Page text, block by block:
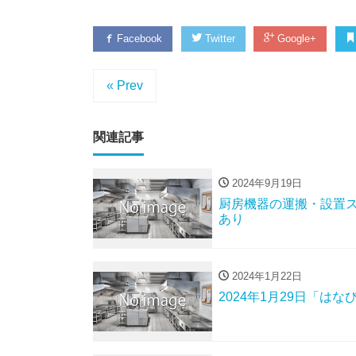
Facebook Twitter Google+
« Prev
関連記事
2024年9月19日
厨房機器の運搬・設置
あり
2024年1月22日
2024年1月29日「はな